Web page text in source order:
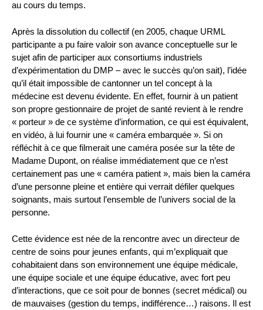
au cours du temps.
Après la dissolution du collectif (en 2005, chaque URML
participante a pu faire valoir son avance conceptuelle sur le
sujet afin de participer aux consortiums industriels
d’expérimentation du DMP – avec le succès qu’on sait), l’idée
qu’il était impossible de cantonner un tel concept à la
médecine est devenu évidente. En effet, fournir à un patient
son propre gestionnaire de projet de santé revient à le rendre
« porteur » de ce système d’information, ce qui est équivalent,
en vidéo, à lui fournir une « caméra embarquée ». Si on
réfléchit à ce que filmerait une caméra posée sur la tête de
Madame Dupont, on réalise immédiatement que ce n’est
certainement pas une « caméra patient », mais bien la caméra
d’une personne pleine et entière qui verrait défiler quelques
soignants, mais surtout l’ensemble de l’univers social de la
personne.
Cette évidence est née de la rencontre avec un directeur de
centre de soins pour jeunes enfants, qui m’expliquait que
cohabitaient dans son environnement une équipe médicale,
une équipe sociale et une équipe éducative, avec fort peu
d’interactions, que ce soit pour de bonnes (secret médical) ou
de mauvaises (gestion du temps, indifférence…) raisons. Il est